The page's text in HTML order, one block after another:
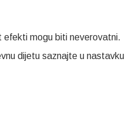
efekti mogu biti neverovatni.
dijetu saznajte u nastavku